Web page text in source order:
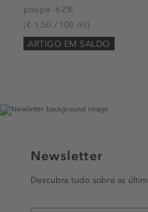
poupe -62%
(€ 1,50 / 100 ml)
ARTIGO EM SALDO
Newsletter
Descubra tudo sobre as